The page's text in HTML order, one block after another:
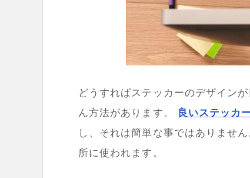
どうすればステッカーのデザイン
ん方法があります。
良いステッカ
し、それは簡単な事ではありませ
所に使われます。